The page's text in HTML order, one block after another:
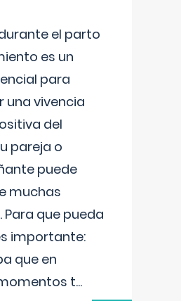
el parto
es un
para
una vivencia
del
pareja o
puede
muchas
Para que pueda
importante:
que en
t...